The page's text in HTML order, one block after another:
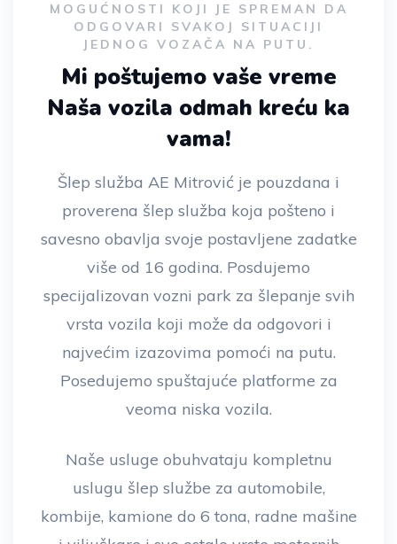
MOGUĆNOSTI KOJI JE SPREMAN DA
ODGOVARI SVAKOJ SITUACIJI
JEDNOG VOZAČA NA PUTU.
Mi poštujemo vaše vreme
Naša vozila odmah kreću ka
vama!
Šlep služba AE Mitrović je pouzdana i
proverena šlep služba koja pošteno i
savesno obavlja svoje postavljene zadatke
više od 16 godina. Posdujemo
specijalizovan vozni park za šlepanje svih
vrsta vozila koji može da odgovori i
najvećim izazovima pomoći na putu.
Posedujemo spuštajuće platforme za
veoma niska vozila.
Naše usluge obuhvataju kompletnu
uslugu šlep službe za automobile,
kombije, kamione do 6 tona, radne mašine